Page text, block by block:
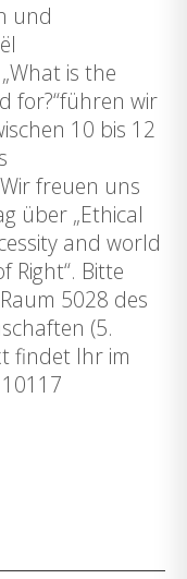
und
is the
for?“führen wir
10 bis 12
freuen uns
über „Ethical
and world
Right“. Bitte
5028 des
(5.
findet Ihr im